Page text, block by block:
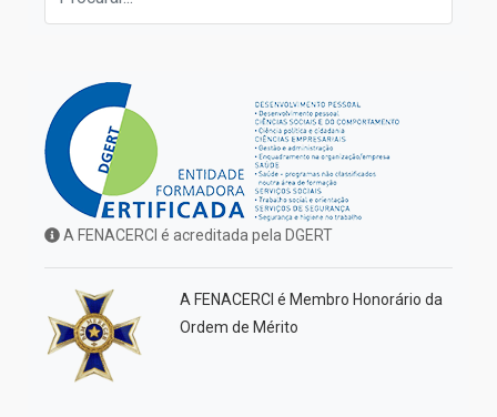
A FENACERCI é acreditada pela DGERT
A FENACERCI é Membro Honorário da
Ordem de Mérito